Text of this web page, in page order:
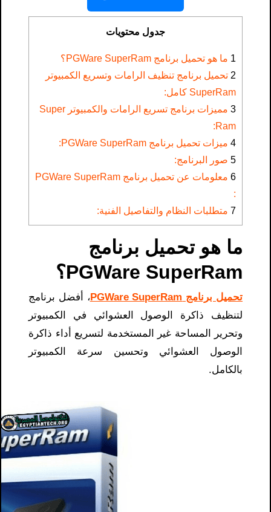
جدول محتويات
1 ما هو تحميل برنامج PGWare SuperRam؟
2 تحميل برنامج تنظيف الرامات وتسريع الكمبيوتر
SuperRam كامل:
3
مميزات برنامج تسريع الرامات والكمبيوتر Super
Ram:
4 ميزات تحميل برنامج PGWare SuperRam:
5 صور البرنامج:
6
:
7 متطلبات النظام والتفاصيل الفنية:
ما هو تحميل برنامج
PGWare SuperRam؟
تحميل برنامج PGWare SuperRam
، أفضل برنامج
لتنظيف ذاكرة الوصول العشوائي في الكمبيوتر
وتحرير المساحة غير المستخدمة لتسريع أداء ذاكرة
الوصول العشوائي وتحسين سرعة الكمبيوتر
بالكامل.